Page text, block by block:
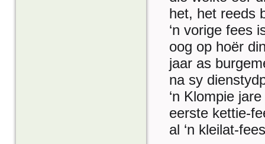
het, het reeds
‘n vorige fees
oog op hoër
jaar as
na sy
‘n Klompie
eerste kettie-
al ‘n kleilat-